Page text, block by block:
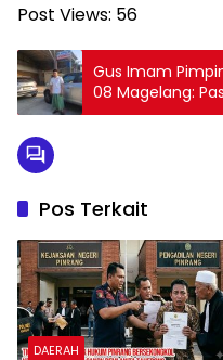
Post Views: 56
Gus Imam
08 Magelang:
Aman Dukung
Pos Terkait
DAERAH